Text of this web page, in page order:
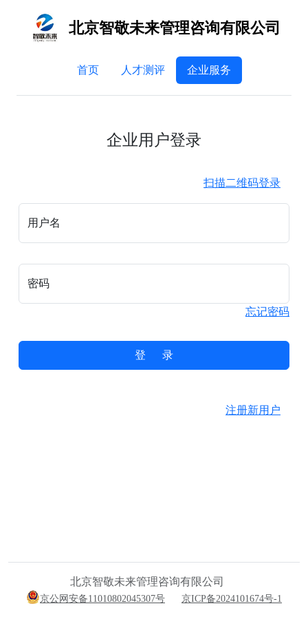
北京智敬未来管理咨询有限公司
首页 人才测评 企业服务
企业用户登录
扫描二维码登录
用户名
密码
忘记密码
登 录
注册新用户
北京智敬未来管理咨询有限公司
京公网安备11010802045307号 京ICP备2024101674号-1